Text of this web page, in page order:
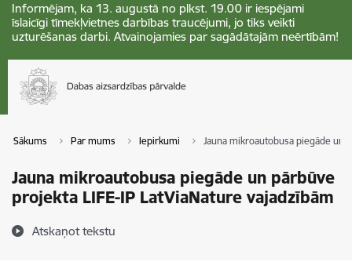
Informējam, ka 13. augustā no plkst. 19.00 ir iespējami
īslaicīgi tīmekļvietnes darbības traucējumi, jo tiks veikti
uzturēšanas darbi. Atvainojamies par sagādātajām neērtībām!
Sākums Par mums Iepirkumi Jauna mikroautobusa piegāde un
Jauna mikroautobusa piegāde un pārbūve
projekta LIFE-IP LatViaNature vajadzībām
Atskaņot tekstu